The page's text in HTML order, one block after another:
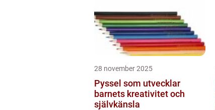
28 november 2025
Pyssel som utvecklar
barnets kreativitet och
självkänsla